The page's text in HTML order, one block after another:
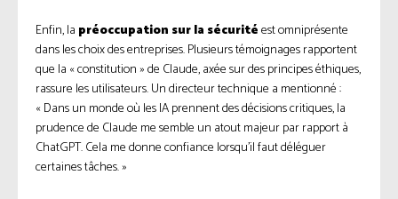
Enfin, la préoccupation sur la sécuritéest omniprésente
dans les choix des entreprises. Plusieurs témoignages rapportent
que la « constitution » de Claude, axée sur des principes éthiques,
rassure les utilisateurs. Un directeur technique a mentionné :
« Dans un monde où les IA prennent des décisions critiques, la
prudence de Claude me semble un atout majeur par rapport à
ChatGPT. Cela me donne confiance lorsqu’il faut déléguer
certaines tâches. »